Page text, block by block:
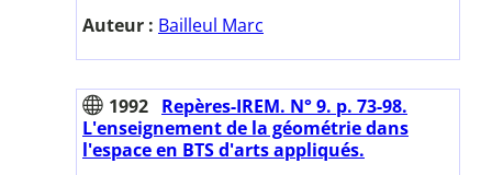
Auteur : Bailleul Marc
1992 Repères-IREM. N° 9. p. 73-98.
L'enseignement de la géométrie dans
l'espace en BTS d'arts appliqués.